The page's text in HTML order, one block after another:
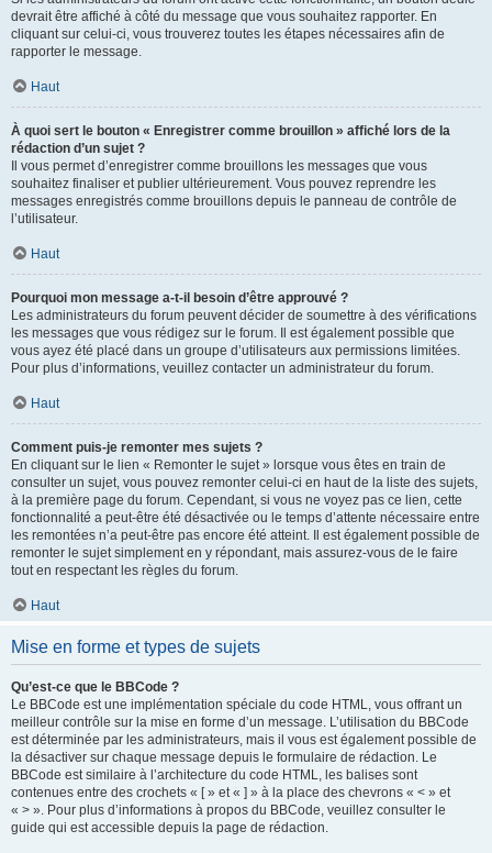
devrait être affiché à côté du message que vous souhaitez rapporter. En
cliquant sur celui-ci, vous trouverez toutes les étapes nécessaires afin de
rapporter le message.
Haut
À quoi sert le bouton « Enregistrer comme brouillon » affiché lors de la
rédaction d’un sujet ?
Il vous permet d’enregistrer comme brouillons les messages que vous
souhaitez finaliser et publier ultérieurement. Vous pouvez reprendre les
messages enregistrés comme brouillons depuis le panneau de contrôle de
l’utilisateur.
Haut
Pourquoi mon message a-t-il besoin d’être approuvé ?
Les administrateurs du forum peuvent décider de soumettre à des vérifications
les messages que vous rédigez sur le forum. Il est également possible que
vous ayez été placé dans un groupe d’utilisateurs aux permissions limitées.
Pour plus d’informations, veuillez contacter un administrateur du forum.
Haut
Comment puis-je remonter mes sujets ?
En cliquant sur le lien « Remonter le sujet » lorsque vous êtes en train de
consulter un sujet, vous pouvez remonter celui-ci en haut de la liste des sujets,
à la première page du forum. Cependant, si vous ne voyez pas ce lien, cette
fonctionnalité a peut-être été désactivée ou le temps d’attente nécessaire entre
les remontées n’a peut-être pas encore été atteint. Il est également possible de
remonter le sujet simplement en y répondant, mais assurez-vous de le faire
tout en respectant les règles du forum.
Haut
Mise en forme et types de sujets
Qu’est-ce que le BBCode ?
Le BBCode est une implémentation spéciale du code HTML, vous offrant un
meilleur contrôle sur la mise en forme d’un message. L’utilisation du BBCode
est déterminée par les administrateurs, mais il vous est également possible de
la désactiver sur chaque message depuis le formulaire de rédaction. Le
BBCode est similaire à l’architecture du code HTML, les balises sont
contenues entre des crochets « [ » et « ] » à la place des chevrons « < » et
« > ». Pour plus d’informations à propos du BBCode, veuillez consulter le
guide qui est accessible depuis la page de rédaction.